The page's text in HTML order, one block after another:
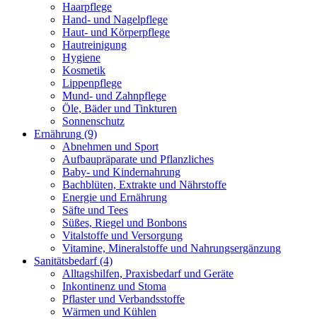
Haarpflege
Hand- und Nagelpflege
Haut- und Körperpflege
Hautreinigung
Hygiene
Kosmetik
Lippenpflege
Mund- und Zahnpflege
Öle, Bäder und Tinkturen
Sonnenschutz
Ernährung (9)
Abnehmen und Sport
Aufbaupräparate und Pflanzliches
Baby- und Kindernahrung
Bachblüten, Extrakte und Nährstoffe
Energie und Ernährung
Säfte und Tees
Süßes, Riegel und Bonbons
Vitalstoffe und Versorgung
Vitamine, Mineralstoffe und Nahrungsergänzung
Sanitätsbedarf(4)
Alltagshilfen, Praxisbedarf und Geräte
Inkontinenz und Stoma
Pflaster und Verbandsstoffe
Wärmen und Kühlen